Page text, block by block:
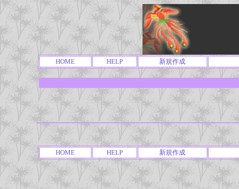
HOME HELP 新規作成
HOME HELP 新規作成